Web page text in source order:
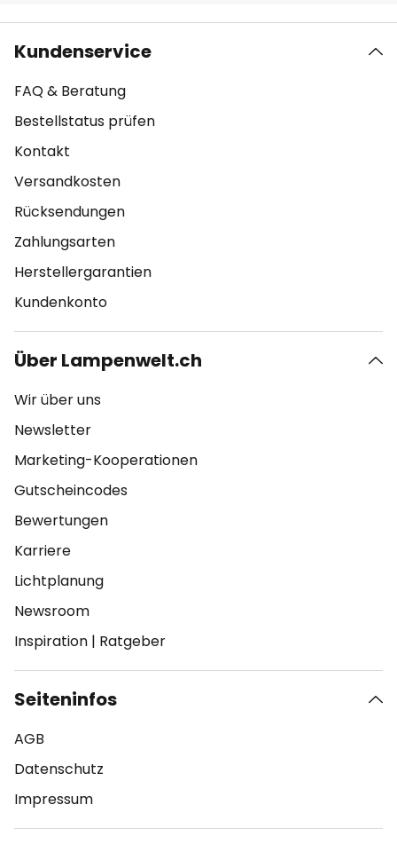
Kundenservice
FAQ & Beratung
Bestellstatus prüfen
Kontakt
Versandkosten
Rücksendungen
Zahlungsarten
Herstellergarantien
Kundenkonto
Über Lampenwelt.ch
Wir über uns
Newsletter
Marketing-Kooperationen
Gutscheincodes
Bewertungen
Karriere
Lichtplanung
Newsroom
Inspiration | Ratgeber
Seiteninfos
AGB
Datenschutz
Impressum